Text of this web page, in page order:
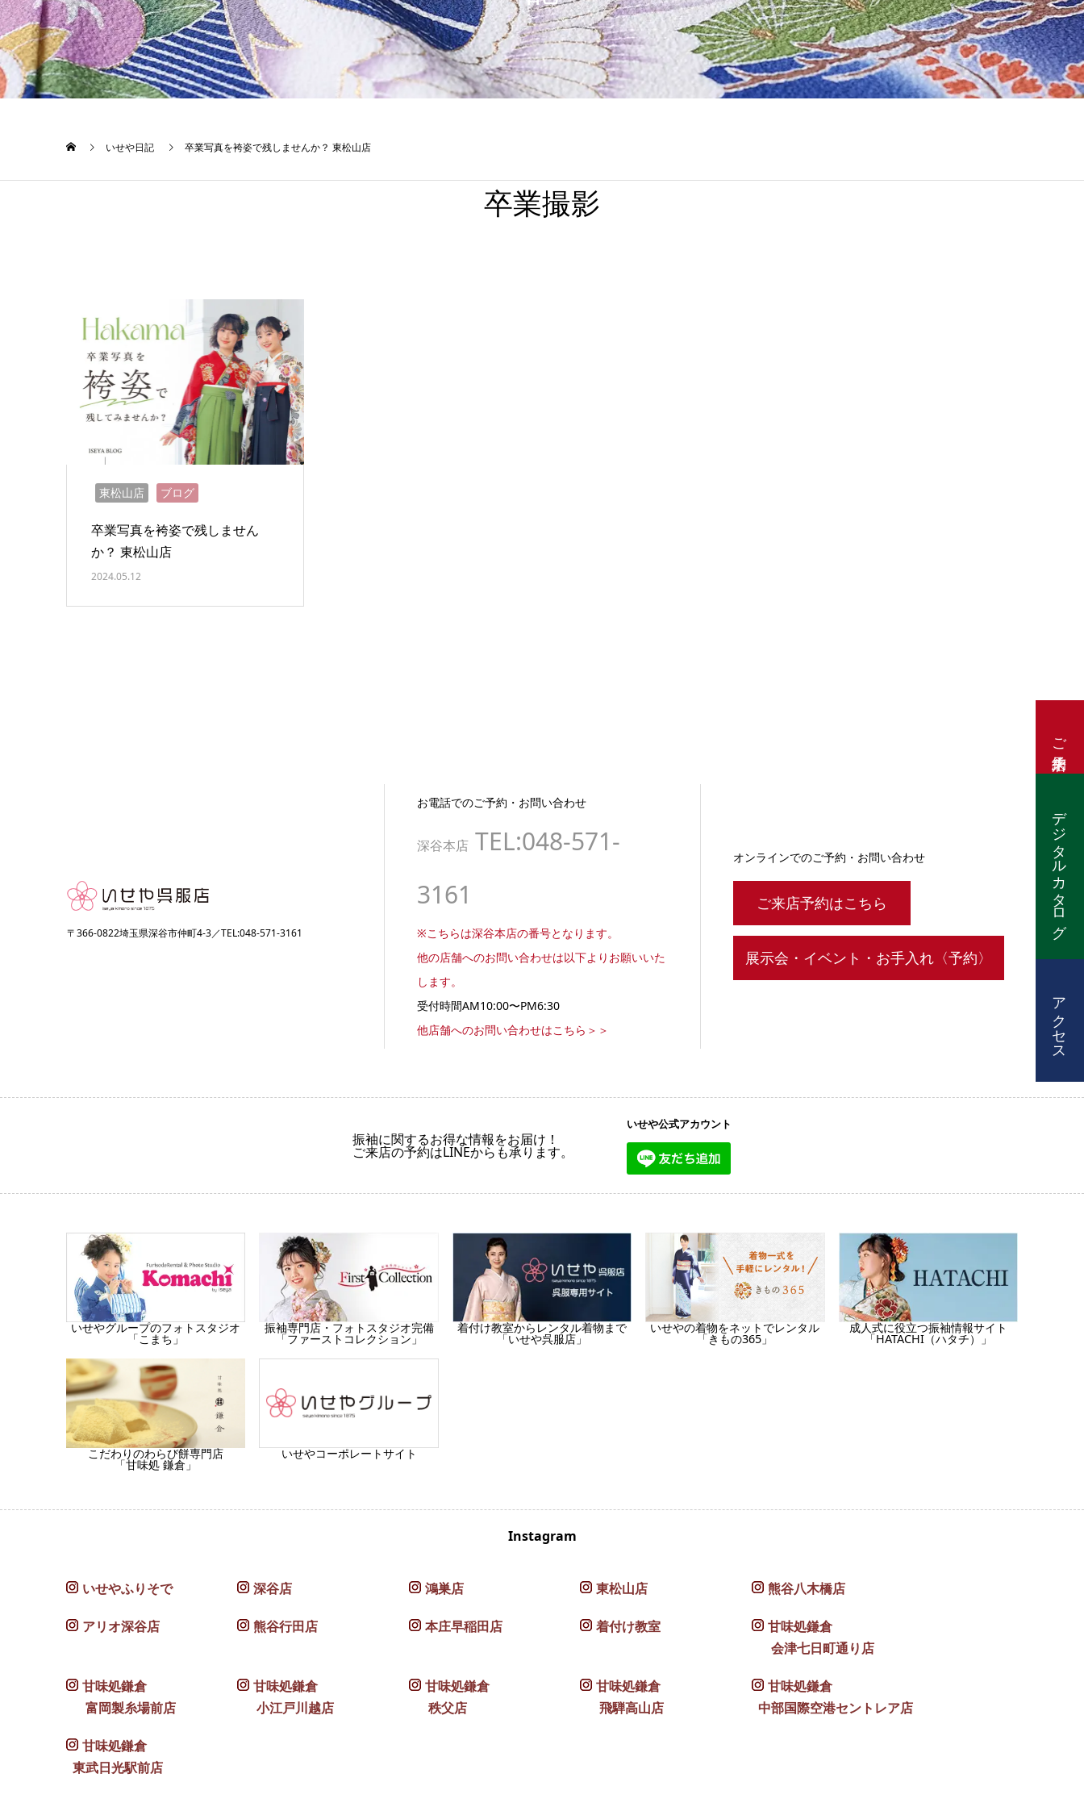
ご来店予約
デジタルカタログ
アクセス
いせや日記 卒業写真を袴姿で残しませんか？ 東松山店
卒業撮影
東松山店 ブログ
卒業写真を袴姿で残しません
か？ 東松山店
2024.05.12
〒366-0822埼玉県深谷市仲町4-3／TEL:048-571-3161
お電話でのご予約・お問い合わせ
深谷本店TEL:048-571-
3161
※こちらは深谷本店の番号となります。
他の店舗へのお問い合わせは以下よりお願いいた
します。
受付時間AM10:00〜PM6:30
他店舗へのお問い合わせはこちら＞＞
オンラインでのご予約・お問い合わせ
ご来店予約はこちら
展示会・イベント・お手入れ〈予約〉
振袖に関するお得な情報をお届け！
ご来店の予約はLINEからも承ります。
いせや公式アカウント
いせやグループのフォトスタジオ
「こまち」
振袖専門店・フォトスタジオ完備
「ファーストコレクション」
着付け教室からレンタル着物まで
「いせや呉服店」
いせやの着物をネットでレンタル
「きもの365」
成人式に役立つ振袖情報サイト
「HATACHI（ハタチ）」
こだわりのわらび餅専門店
「甘味処 鎌倉」
いせやコーポレートサイト
Instagram
いせやふりそで 深谷店 鴻巣店 東松山店 熊谷八木橋店
アリオ深谷店 熊谷行田店 本庄早稲田店 着付け教室
甘味処鎌倉
会津七日町通り店
甘味処鎌倉
富岡製糸場前店
甘味処鎌倉
小江戸川越店
甘味処鎌倉
秩父店
甘味処鎌倉
飛騨高山店
甘味処鎌倉
中部国際空港セントレア店
甘味処鎌倉
東武日光駅前店